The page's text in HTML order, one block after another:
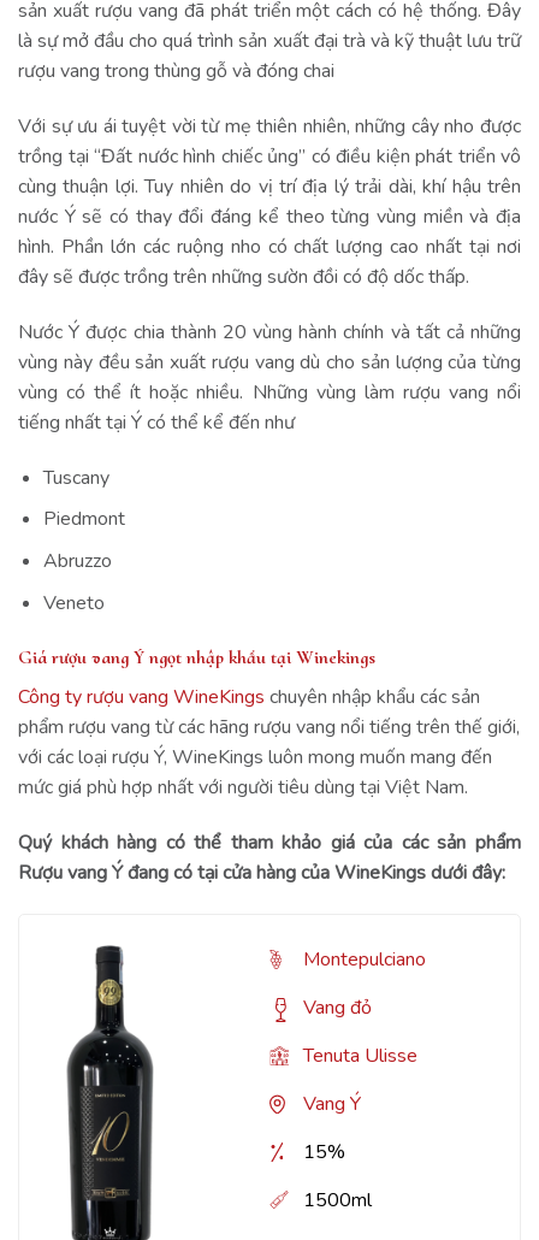
sản xuất rượu vang đã phát triển một cách có hệ thống. Đây
là sự mở đầu cho quá trình sản xuất đại trà và kỹ thuật lưu trữ
rượu vang trong thùng gỗ và đóng chai
Với sự ưu ái tuyệt vời từ mẹ thiên nhiên, những cây nho được
trồng tại “Đất nước hình chiếc ủng” có điều kiện phát triển vô
cùng thuận lợi. Tuy nhiên do vị trí địa lý trải dài, khí hậu trên
nước Ý sẽ có thay đổi đáng kể theo từng vùng miền và địa
hình. Phần lớn các ruộng nho có chất lượng cao nhất tại nơi
đây sẽ được trồng trên những sườn đồi có độ dốc thấp.
Nước Ý được chia thành 20 vùng hành chính và tất cả những
vùng này đều sản xuất rượu vang dù cho sản lượng của từng
vùng có thể ít hoặc nhiều. Những vùng làm rượu vang nổi
tiếng nhất tại Ý có thể kể đến như
Tuscany
Piedmont
Abruzzo
Veneto
Giá rượu vang Ý ngọt nhập khẩu tại Winekings
Công ty rượu vang WineKings chuyên nhập khẩu các sản
phẩm rượu vang từ các hãng rượu vang nổi tiếng trên thế giới,
với các loại rượu Ý, WineKings luôn mong muốn mang đến
mức giá phù hợp nhất với người tiêu dùng tại Việt Nam.
Quý khách hàng có thể tham khảo giá của các sản phẩm
Rượu vang Ý đang có tại cửa hàng của WineKings dưới đây:
Montepulciano
Vang đỏ
Tenuta Ulisse
Vang Ý
15%
1500ml